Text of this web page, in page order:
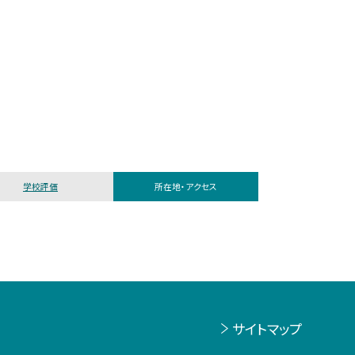
学校評価 所在地・アクセス
サイトマップ